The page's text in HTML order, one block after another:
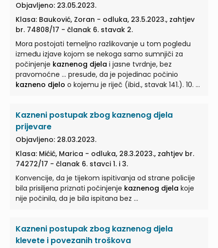
Objavljeno: 23.05.2023.
Klasa: Bauković, Zoran - odluka, 23.5.2023., zahtjev
br. 74808/17 - članak 6. stavak 2.
Mora postojati temeljno razlikovanje u tom pogledu
između izjave kojom se nekoga samo sumnjiči za
počinjenje kaznenog djela i jasne tvrdnje, bez
pravomoćne ... presude, da je pojedinac počinio
kazneno djelo o kojemu je riječ (ibid., stavak 141.). 10. ...
Kazneni postupak zbog kaznenog djela
prijevare
Objavljeno: 28.03.2023.
Klasa: Mićić, Marica - odluka, 28.3.2023., zahtjev br.
74272/17 - članak 6. stavci 1. i 3.
Konvencije, da je tijekom ispitivanja od strane policije
bila prisiljena priznati počinjenje kaznenog djela koje
nije počinila, da je bila ispitana bez ...
Kazneni postupak zbog kaznenog djela
klevete i povezanih troškova